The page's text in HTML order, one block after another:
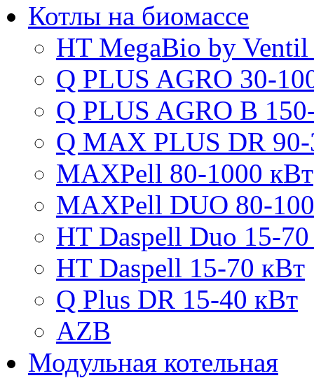
Котлы на биомассе
HT MegaBio by
Q PLUS AGRO 30-
Q PLUS AGRO B
Q MAX PLUS DR
MAXPell 80-1000 кВт
MAXPell DUO 80-
HT Daspell Duo 15-
HT Daspell 15-70 кВт
Q Plus DR 15-40 кВт
AZB
Модульная котельная